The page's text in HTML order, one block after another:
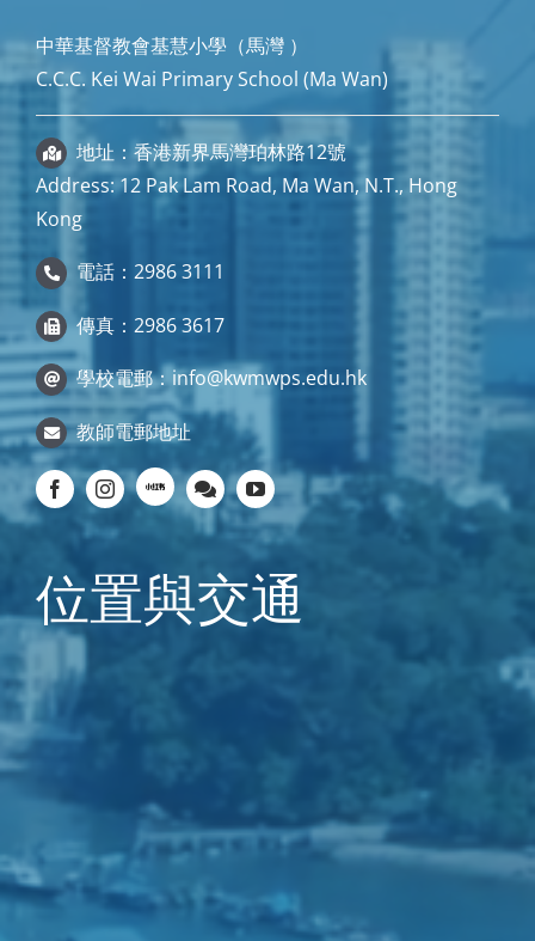
中華基督教會基慧小學（馬灣 ）
C.C.C. Kei Wai Primary School (Ma Wan)
地址：香港新界馬灣珀林路12號
Address: 12 Pak Lam Road, Ma Wan, N.T., Hong
Kong
電話：2986 3111
傳真：2986 3617
學校電郵： info@kwmwps.edu.hk
教師電郵地址
位置與交通